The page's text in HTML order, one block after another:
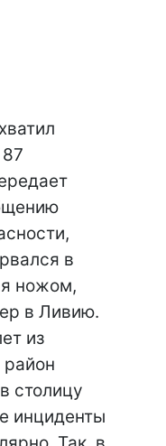
в
ножом,
в Ливию.
из
столицу
инциденты